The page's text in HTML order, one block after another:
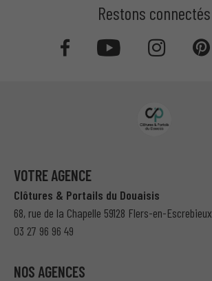
Restons connectés
VOTRE AGENCE
Clôtures & Portails du Douaisis
68, rue de la Chapelle 59128 Flers-en-Escrebieux
03 27 96 96 49
NOS AGENCES